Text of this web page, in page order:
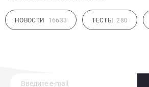
НОВОСТИ 16633 ТЕСТЫ 280